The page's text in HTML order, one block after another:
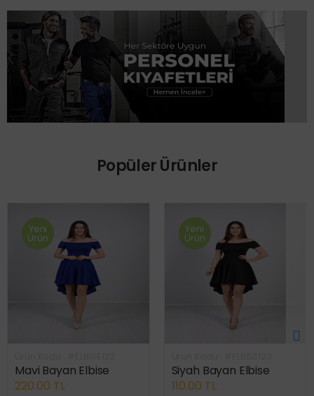
Popüler Ürünler
Yeni
Ürün
Mavi Bayan Elbise
220.00 TL
Yeni
Ürün
Siyah Bayan Elbise
110.00 TL